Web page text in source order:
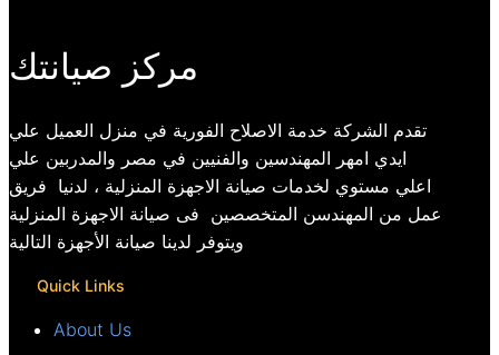
مركز صيانتك
تقدم الشركة خدمة الاصلاح الفورية في منزل العميل علي
ايدي امهر المهندسين والفنيين في مصر والمدربين علي
اعلي مستوي لخدمات صيانة الاجهزة المنزلية ، لدنيا فريق
عمل من المهندسن المتخصصين فى صيانة الاجهزة المنزلية
ويتوفر لدينا صيانة الأجهزة التالية
Quick Links
About Us